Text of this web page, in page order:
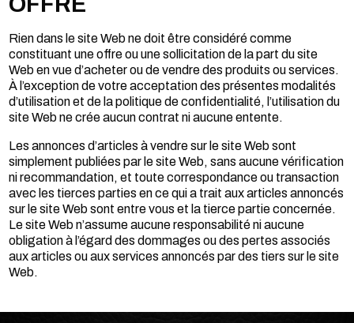
Rien dans le site Web ne doit être considéré comme
constituant une offre ou une sollicitation de la part du site
Web en vue d’acheter ou de vendre des produits ou services.
À l’exception de votre acceptation des présentes modalités
d’utilisation et de la politique de confidentialité, l’utilisation du
site Web ne crée aucun contrat ni aucune entente.
Les annonces d’articles à vendre sur le site Web sont
simplement publiées par le site Web, sans aucune vérification
ni recommandation, et toute correspondance ou transaction
avec les tierces parties en ce qui a trait aux articles annoncés
sur le site Web sont entre vous et la tierce partie concernée.
Le site Web n’assume aucune responsabilité ni aucune
obligation à l’égard des dommages ou des pertes associés
aux articles ou aux services annoncés par des tiers sur le site
Web.